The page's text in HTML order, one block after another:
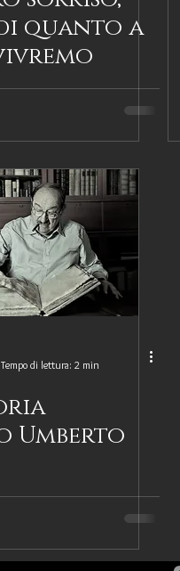
Testimonianza
quanto a
Tempo di lettura: 2 min
Umberto